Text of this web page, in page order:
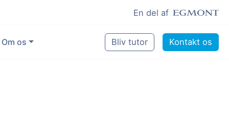
En del af
Om os Bliv tutor Kontakt os